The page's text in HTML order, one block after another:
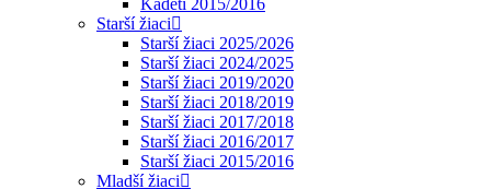
Kadeti 2015/2016
Starší žiaci
Starší žiaci 2025/2026
Starší žiaci 2024/2025
Starší žiaci 2019/2020
Starší žiaci 2018/2019
Starší žiaci 2017/2018
Starší žiaci 2016/2017
Starší žiaci 2015/2016
Mladší žiaci